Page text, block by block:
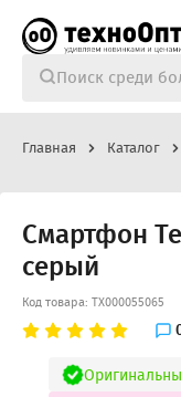
Главная Каталог
Смартфон
серый
Код товара: ТХ000055065